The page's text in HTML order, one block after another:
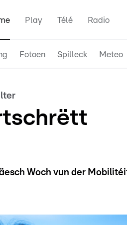
Play Télé Radio
Fotoen Spilleck Meteo
Woch vun der